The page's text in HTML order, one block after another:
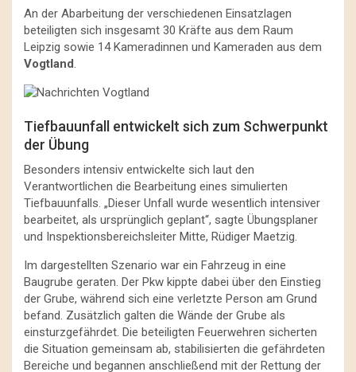
An der Abarbeitung der verschiedenen Einsatzlagen
beteiligten sich insgesamt 30 Kräfte aus dem Raum
Leipzig sowie 14 Kameradinnen und Kameraden aus dem
Vogtland.
Tiefbauunfall entwickelt sich zum Schwerpunkt
der Übung
Besonders intensiv entwickelte sich laut den
Verantwortlichen die Bearbeitung eines simulierten
Tiefbauunfalls. „Dieser Unfall wurde wesentlich intensiver
bearbeitet, als ursprünglich geplant“, sagte Übungsplaner
und Inspektionsbereichsleiter Mitte, Rüdiger Maetzig.
Im dargestellten Szenario war ein Fahrzeug in eine
Baugrube geraten. Der Pkw kippte dabei über den Einstieg
der Grube, während sich eine verletzte Person am Grund
befand. Zusätzlich galten die Wände der Grube als
einsturzgefährdet. Die beteiligten Feuerwehren sicherten
die Situation gemeinsam ab, stabilisierten die gefährdeten
Bereiche und begannen anschließend mit der Rettung der